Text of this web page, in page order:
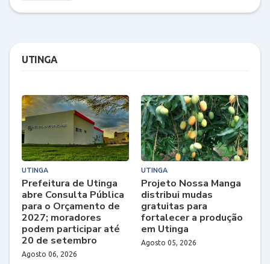
UTINGA
UTINGA
Prefeitura de Utinga
abre Consulta Pública
para o Orçamento de
2027; moradores
podem participar até
20 de setembro
Agosto 06, 2026
UTINGA
Projeto Nossa Manga
distribui mudas
gratuitas para
fortalecer a produção
em Utinga
Agosto 05, 2026